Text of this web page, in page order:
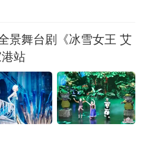
景舞台剧《冰雪女王 艾
站